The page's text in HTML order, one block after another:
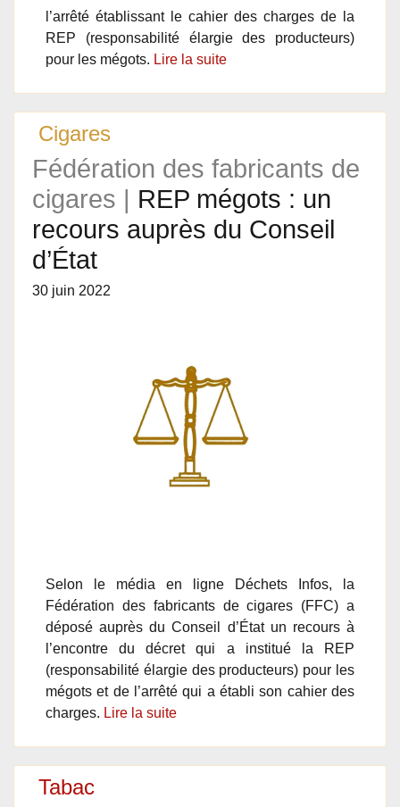
l’arrêté établissant le cahier des charges de la
REP (responsabilité élargie des producteurs)
pour les mégots. Lire la suite
Cigares
Fédération des fabricants de
cigares | REP mégots : un
recours auprès du Conseil
d’État
30 juin 2022
Selon le média en ligne Déchets Infos, la
Fédération des fabricants de cigares (FFC) a
déposé auprès du Conseil d’État un recours à
l’encontre du décret qui a institué la REP
(responsabilité élargie des producteurs) pour les
mégots et de l’arrêté qui a établi son cahier des
charges. Lire la suite
Tabac